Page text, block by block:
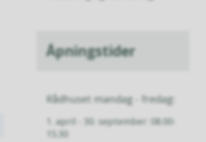
Åpningstider
Rådhuset mandag - fredag:
1. april - 30. september: 08.00-
15.30